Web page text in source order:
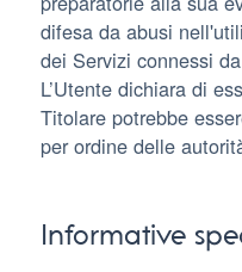
difesa da abusi
dei Servizi connessi
L’Utente dichiara di
Titolare potrebbe
per ordine delle
Informative